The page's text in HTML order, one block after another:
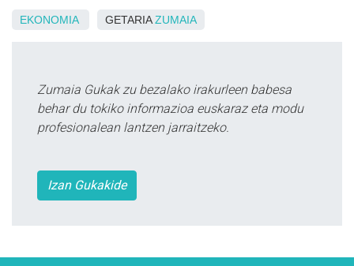
EKONOMIA GETARIAZUMAIA
Zumaia Gukak zu bezalako irakurleen babesa
behar du tokiko informazioa euskaraz eta modu
profesionalean lantzen jarraitzeko.
Izan Gukakide